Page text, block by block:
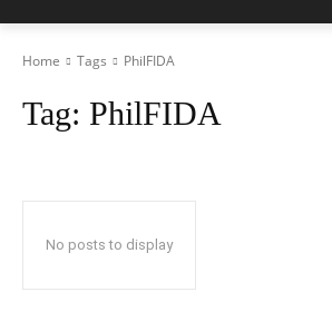
Home Tags PhilFIDA
Tag: PhilFIDA
No posts to display